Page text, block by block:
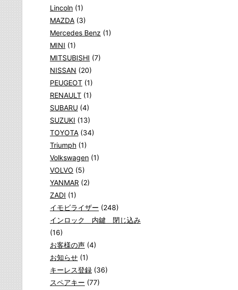
Lincoln (1)
MAZDA (3)
Mercedes Benz (1)
MINI (1)
MITSUBISHI (7)
NISSAN (20)
PEUGEOT (1)
RENAULT (1)
SUBARU (4)
SUZUKI (13)
TOYOTA (34)
Triumph (1)
Volkswagen (1)
VOLVO (5)
YANMAR (2)
ZADI (1)
イモビライザー (248)
インロック 内鍵 閉じ込み
(16)
お客様の声 (4)
お知らせ (1)
キーレス登録 (36)
スペアキー (77)